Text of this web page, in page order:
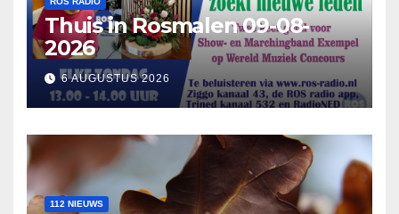
Thuis in Rosmalen 09-08-
2026
6 AUGUSTUS 2026
112 NIEUWS